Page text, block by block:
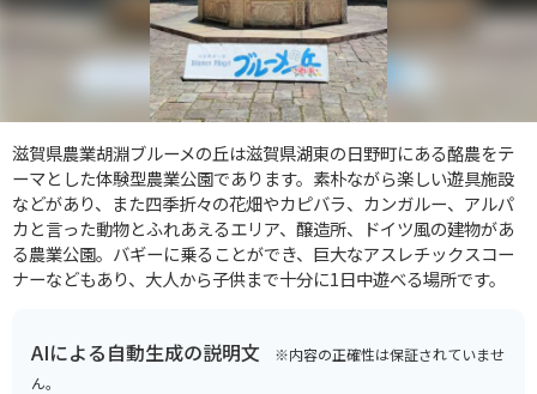
滋賀県農業胡淵ブルーメの丘は滋賀県湖東の日野町にある酪農をテ
ーマとした体験型農業公園であります。素朴ながら楽しい遊具施設
などがあり、また四季折々の花畑やカピバラ、カンガルー、アルパ
カと言った動物とふれあえるエリア、醸造所、ドイツ風の建物があ
る農業公園。バギーに乗ることができ、巨大なアスレチックスコー
ナーなどもあり、大人から子供まで十分に1日中遊べる場所です。
AIによる自動生成の説明文 ※内容の正確性は保証されていませ
ん。